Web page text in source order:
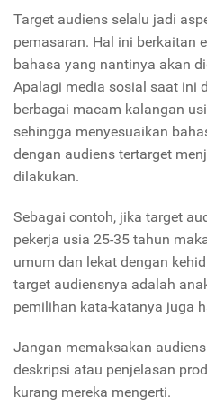
Target audiens selalu jadi
pemasaran. Hal ini berkaitan
bahasa yang nantinya akan
Apalagi media sosial saat ini
berbagai macam kalangan
sehingga menyesuaikan
dengan audiens tertarget
dilakukan.
Sebagai contoh, jika target
pekerja usia 25-35 tahun
umum dan lekat dengan
target audiensnya adalah
pemilihan kata-katanya juga
Jangan memaksakan
deskripsi atau penjelasan
kurang mereka mengerti.